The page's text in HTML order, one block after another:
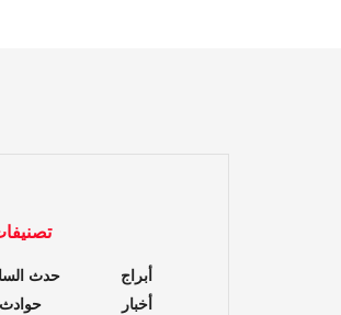
أبراج
أخبار
حدث
حوادث